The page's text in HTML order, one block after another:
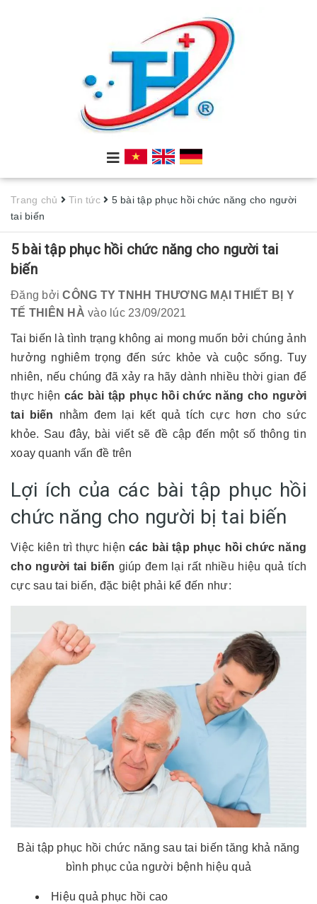
Trang chủ Tin tức
5 bài tập phục hồi chức năng cho người
tai biến
5 bài tập phục hồi chức năng cho người tai
biến
Đăng bởiCÔNG TY TNHH THƯƠNG MẠI THIẾT BỊ Y
TẾ THIÊN HÀ vào lúc 23/09/2021
Tai biến là tình trạng không ai mong muốn bởi chúng ảnh
hưởng nghiêm trọng đến sức khỏe và cuộc sống. Tuy
nhiên, nếu chúng đã xảy ra hãy dành nhiều thời gian để
thực hiện các bài tập phục hồi chức năng cho người
tai biến nhằm đem lại kết quả tích cực hơn cho sức
khỏe. Sau đây, bài viết sẽ đề cập đến một số thông tin
xoay quanh vấn đề trên
Lợi ích của các bài tập phục hồi
chức năng cho người bị tai biến
Việc kiên trì thực hiện các bài tập phục hồi chức năng
cho người tai biến giúp đem lại rất nhiều hiệu quả tích
cực sau tai biến, đặc biệt phải kể đến như:
Bài tập phục hồi chức năng sau tai biến tăng khả năng
bình phục của người bệnh hiệu quả
Hiệu quả phục hồi cao